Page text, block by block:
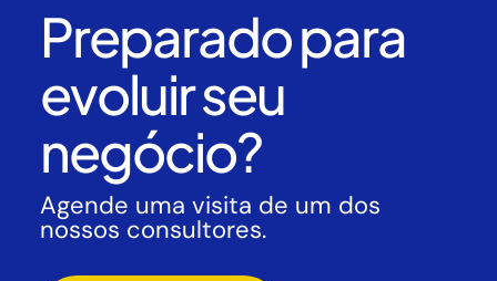
Preparado para
evoluir seu
negócio?
Agende uma visita de um dos
nossos consultores.